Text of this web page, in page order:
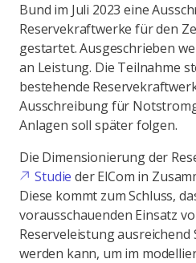
Bund im Juli 2023 eine
Reservekraftwerke für den
gestartet. Ausgeschrieben
an Leistung. Die Teilnahme
bestehende
Ausschreibung für
Anlagen soll später folgen.
Die Dimensionierung der
Studie der ElCom in
Diese kommt zum Schluss,
vorausschauenden Einsatz
Reserveleistung
werden kann, um im